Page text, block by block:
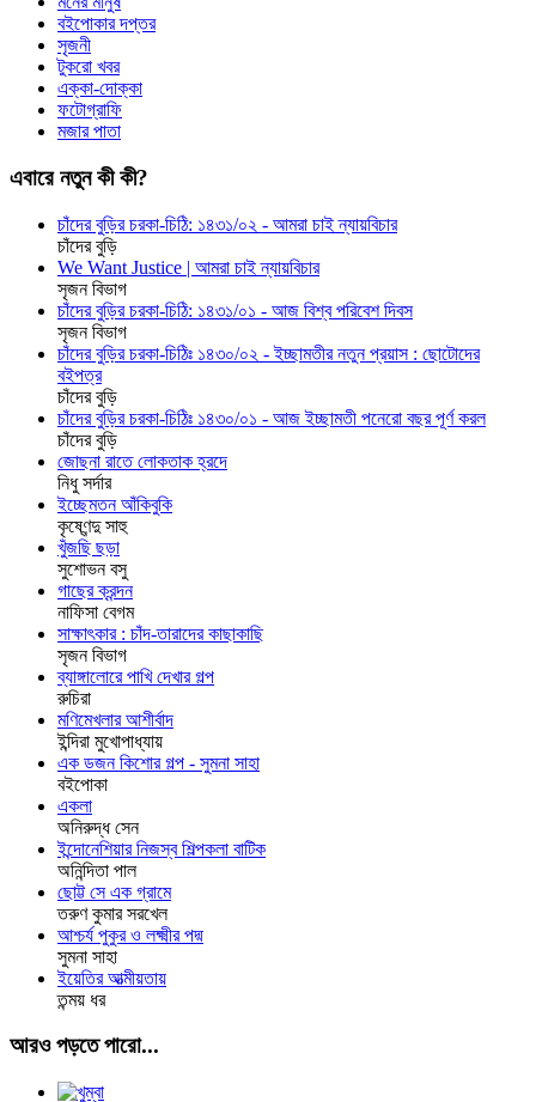
বইপোকার দপ্তর
সৃজনী
টুকরো খবর
এক্কা-দোক্কা
ফটোগ্রাফি
মজার পাতা
এবারে নতুন কী কী?
চাঁদের বুড়ির চরকা-চিঠি: ১৪৩১/০২ - আমরা চাই ন্যায়বিচার
চাঁদের বুড়ি
We Want Justice | আমরা চাই ন্যায়বিচার
সৃজন বিভাগ
চাঁদের বুড়ির চরকা-চিঠি: ১৪৩১/০১ - আজ বিশ্ব পরিবেশ দিবস
সৃজন বিভাগ
চাঁদের বুড়ির চরকা-চিঠিঃ ১৪৩০/০২ - ইচ্ছামতীর নতুন প্রয়াস : ছোটোদের
বইপত্র
চাঁদের বুড়ি
চাঁদের বুড়ির চরকা-চিঠিঃ ১৪৩০/০১ - আজ ইচ্ছামতী পনেরো বছর পূর্ণ করল
চাঁদের বুড়ি
জোছনা রাতে লোকতাক হ্রদে
নিধু সর্দার
ইচ্ছেমতন আঁকিবুকি
কৃষ্ণেন্দু সাহু
খুঁজছি ছড়া
সুশোভন বসু
গাছের ক্রন্দন
নাফিসা বেগম
সাক্ষাৎকার : চাঁদ-তারাদের কাছাকাছি
সৃজন বিভাগ
ব্যাঙ্গালোরে পাখি দেখার গল্প
রুচিরা
মণিমেখলার আশীর্বাদ
ইন্দিরা মুখোপাধ্যায়
এক ডজন কিশোর গল্প - সুমনা সাহা
বইপোকা
একলা
অনিরুদ্ধ সেন
ইন্দোনেশিয়ার নিজস্ব শিল্পকলা বাটিক
অনিন্দিতা পাল
ছোট্ট সে এক গ্রামে
তরুণ কুমার সরখেল
আশ্চর্য পুকুর ও লক্ষ্মীর পদ্ম
সুমনা সাহা
ইয়েতির আত্মীয়তায়
তন্ময় ধর
আরও পড়তে পারো...